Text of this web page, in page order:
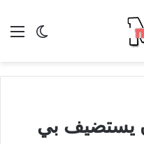
الوضع
يستضيف بي